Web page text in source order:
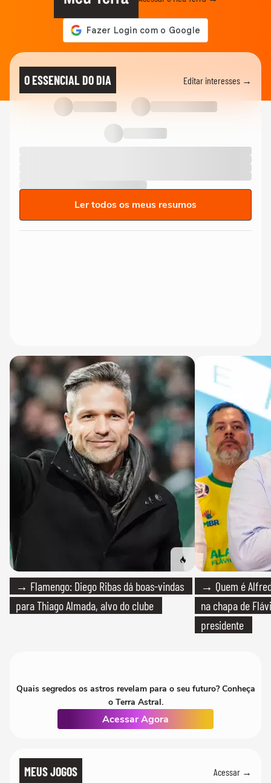
O ESSENCIAL DO DIA Editar interesses →
Ler todos os meus resumos
→ Flamengo: Diego Ribas dá boas-vindas
para Thiago Almada, alvo do clube
→ Quem é
na chapa de
presidente
Quais segredos os astros revelam para o seu futuro? Conheça
o Terra Astral.
Acessar Agora
MEUS JOGOS Acessar →